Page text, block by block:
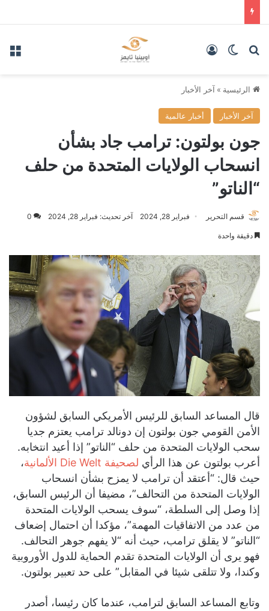
بحث عنالوضع المظلم
الرئيسية » آخر الأخبار
آخر الأخبار أخبار عالمية
جون بولتون: ترامب جاد بشأن
انسحاب الولايات المتحدة من حلف
“الناتو”
قسم التحرير فبراير 28, 2024 آخر تحديث: فبراير 28, 2024 0
دقيقة واحدة
قال المساعد السابق للرئيس الأمريكي السابق لشؤون
الأمن القومي جون بولتون إن دونالد ترامب يعتزم جديا
سحب الولايات المتحدة من حلف “الناتو” إذا أعيد انتخابه.
أعرب بولتون عن هذا الرأي لصحيفة Die Welt الألمانية
،
حيث قال: “أعتقد أن ترامب لا يمزح بشأن انسحاب
الولايات المتحدة من التحالف”، مضيفا أن الرئيس السابق،
إذا وصل إلى السلطة، “سوف يسحب الولايات المتحدة
من عدد من الاتفاقيات المهمة”، مؤكدا أن احتمال إضعاف
“الناتو” لا يقلق ترامب، حيث أنه “لا يفهم جوهر التحالف.
فهو يرى أن الولايات المتحدة تقدم الحماية للدول الأوروبية
وكندا، ولا تتلقى شيئا في المقابل” على حد تعبير بولتون.
وتابع المساعد السابق لترامب، عندما كان رئيسا، أصدر